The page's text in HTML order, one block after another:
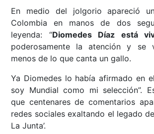
En medio del jolgorio apareció
Colombia en manos de dos
leyenda: “Diomedes Díaz está
poderosamente la atención y se
menos de lo que canta un gallo.
Ya Diomedes lo había afirmado en
soy Mundial como mi selección”.
que centenares de comentarios
redes sociales exaltando el legado
La Junta’.